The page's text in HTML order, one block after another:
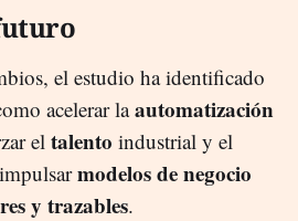
el estudio ha identificado
acelerar laautomatización
el talento industrial y el
modelos de negocio
y trazables.